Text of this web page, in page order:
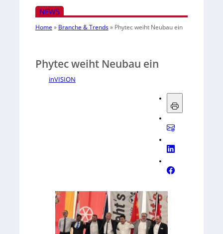
NEWS
Home » Branche & Trends» Phytec weiht Neubau ein
Phytec weiht Neubau ein
inVISION